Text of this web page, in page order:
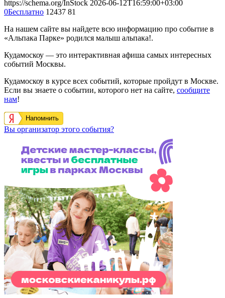
https://schema.org/InStock 2026-06-12T16:59:00+03:00
0Бесплатно 12437 81
На нашем сайте вы найдете всю информацию про событие в
«Альпака Парке» родился малыш альпака!.
Кудамоскоу — это интерактивная афиша самых интересных
событий Москвы.
Кудамоскоу в курсе всех событий, которые пройдут в Москве.
Если вы знаете о событии, которого нет на сайте, сообщите
нам!
Напомнить
Вы организатор этого события?